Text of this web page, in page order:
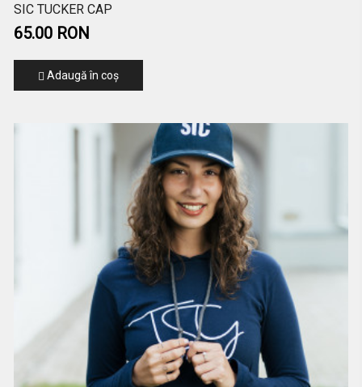
SIC TUCKER CAP
65.00 RON
Adaugă în coş